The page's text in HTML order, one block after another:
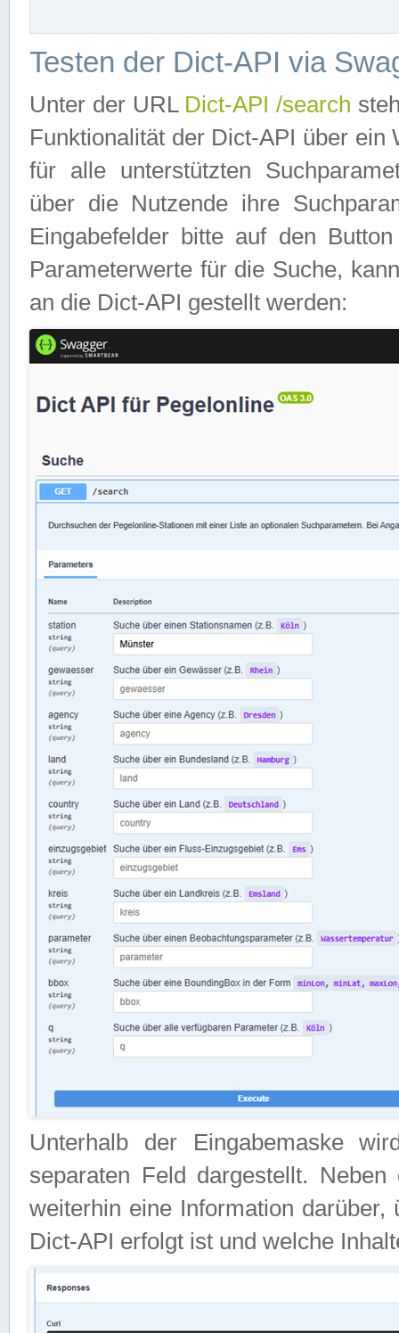
Testen der Dict-API via
Unter der URL Dict-API /search
Funktionalität der Dict-API über
für alle unterstützten
über die Nutzende ihre
Eingabefelder bitte auf den
Parameterwerte für die Suche,
an die Dict-API gestellt werden:
Unterhalb der Eingabemaske
separaten Feld dargestellt.
weiterhin eine Information
Dict-API erfolgt ist und welche